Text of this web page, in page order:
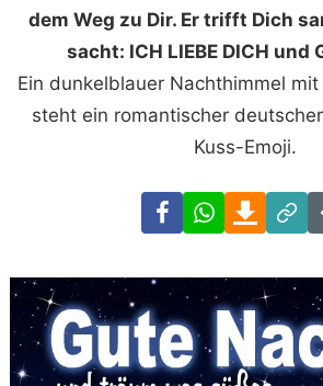
dem Weg zu Dir. Er trifft Dich
sacht: ICH LIEBE DICH und
Ein dunkelblauer Nachthimmel
steht ein romantischer
Kuss-Emoji.
FacebookWhatsApp
Link